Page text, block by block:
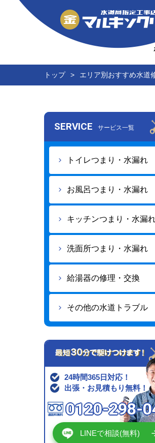
トップ エリア別おすすめ水道
SERVICE サービス一覧
トイレつまり・水漏れ
お風呂つまり・水漏れ
キッチンつまり・水漏
洗面所つまり・水漏れ
給湯器の修理・交換
その他の水道トラブル
24時間365日対応！
出張・お見積もり無料！
0120-298-
LINEで相談(無料)